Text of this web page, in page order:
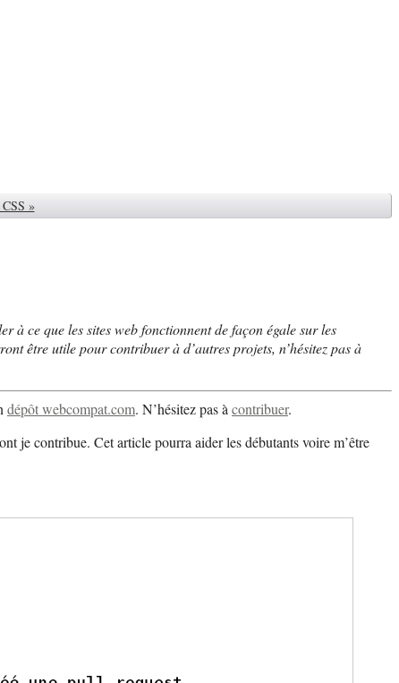
»
ce que les sites web fonctionnent de façon égale sur les
être utile pour contribuer à d’autres projets, n’hésitez pas à
dépôt webcompat.com. N’hésitez pas à contribuer.
je contribue. Cet article pourra aider les débutants voire m’être